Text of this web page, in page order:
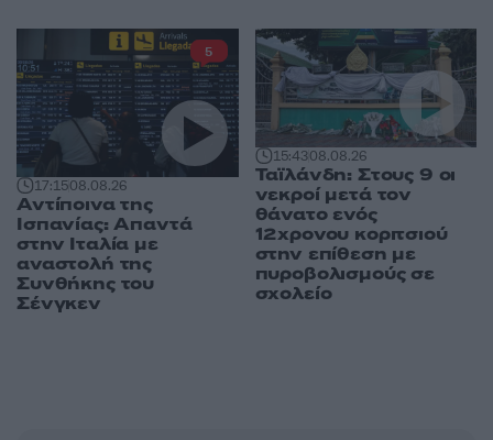
17:1508.08.26
Αντίποινα της
Ισπανίας: Απαντά
στην Ιταλία με
αναστολή της
Συνθήκης του
Σένγκεν
5
15:4308.08.26
Ταϊλάνδη: Στους 9 οι
νεκροί μετά τον
θάνατο ενός
12χρονου κοριτσιού
στην επίθεση με
πυροβολισμούς σε
σχολείο